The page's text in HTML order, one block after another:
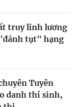
truy lĩnh lương
tụt" hạng
Tuyên
danh thí sinh,